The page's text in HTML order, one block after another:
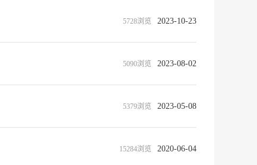
5728浏览 2023-10-23
5090浏览 2023-08-02
5379浏览 2023-05-08
15284浏览 2020-06-04